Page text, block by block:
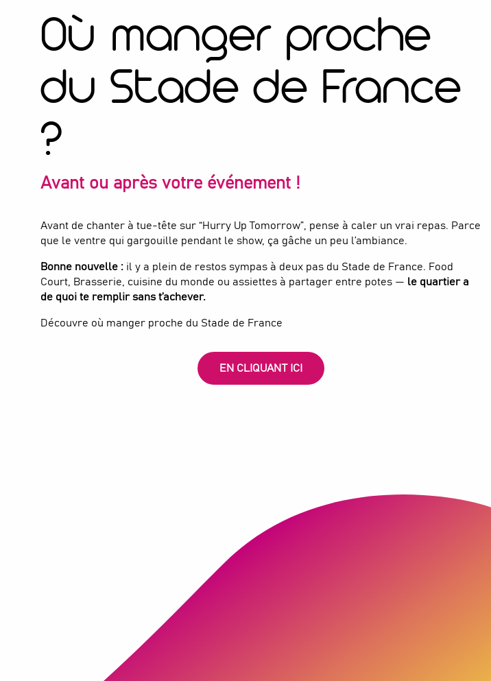
Où manger proche
du Stade de France
?
Avant ou après votre événement !
Avant de chanter à tue-tête sur “Hurry Up Tomorrow”, pense à caler un vrai repas. Parce
que le ventre qui gargouille pendant le show, ça gâche un peu l’ambiance.
Bonne nouvelle : il y a plein de restos sympas à deux pas du Stade de France. Food
Court, Brasserie, cuisine du monde ou assiettes à partager entre potes — le quartier a
de quoi te remplir sans t’achever.
Découvre où manger proche du Stade de France
EN CLIQUANT ICI